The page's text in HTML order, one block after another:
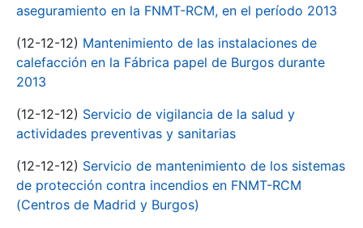
aseguramiento en la FNMT-RCM, en el período 2013
(12-12-12) Mantenimiento de las instalaciones de
calefacción en la Fábrica papel de Burgos durante
2013
(12-12-12) Servicio de vigilancia de la salud y
actividades preventivas y sanitarias
(12-12-12) Servicio de mantenimiento de los sistemas
de protección contra incendios en FNMT-RCM
(Centros de Madrid y Burgos)